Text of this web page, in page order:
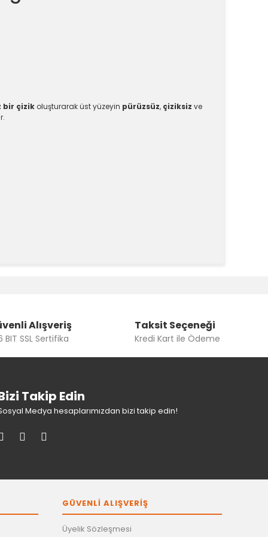
bir çizik oluşturarak üst yüzeyin pürüzsüz, çiziksiz ve
Alışveriş
BIT SSL Sertifika
Taksit Seçeneği
Kredi Kart ile Ödeme
Takip Edin
Medya hesaplarımızdan bizi takip edin!
GÜVENLİ ALIŞVERİŞ
Üyelik Sözleşmesi